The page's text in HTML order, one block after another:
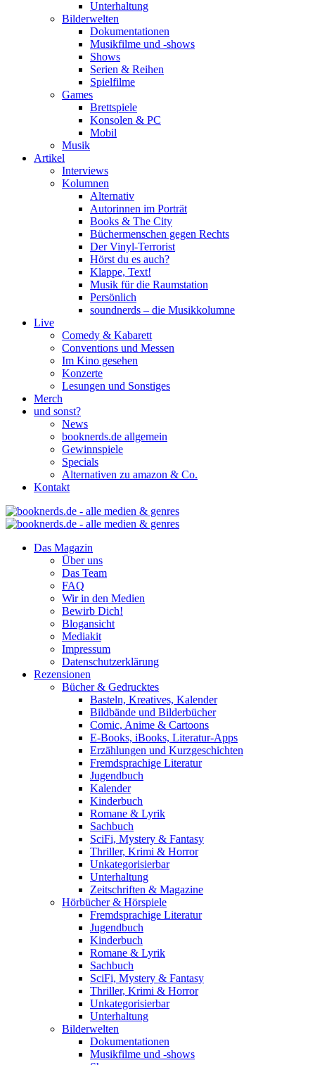
Unterhaltung
Bilderwelten
Dokumentationen
Musikfilme und -shows
Shows
Serien & Reihen
Spielfilme
Games
Brettspiele
Konsolen & PC
Mobil
Musik
Artikel
Interviews
Kolumnen
Alternativ
Autorinnen im Porträt
Books & The City
Büchermenschen gegen Rechts
Der Vinyl-Terrorist
Hörst du es auch?
Klappe, Text!
Musik für die Raumstation
Persönlich
soundnerds – die Musikkolumne
Live
Comedy & Kabarett
Conventions und Messen
Im Kino gesehen
Konzerte
Lesungen und Sonstiges
Merch
und sonst?
News
booknerds.de allgemein
Gewinnspiele
Specials
Alternativen zu amazon & Co.
Kontakt
Das Magazin
Über uns
Das Team
FAQ
Wir in den Medien
Bewirb Dich!
Blogansicht
Mediakit
Impressum
Datenschutzerklärung
Rezensionen
Bücher & Gedrucktes
Basteln, Kreatives, Kalender
Bildbände und Bilderbücher
Comic, Anime & Cartoons
E-Books, iBooks, Literatur-Apps
Erzählungen und Kurzgeschichten
Fremdsprachige Literatur
Jugendbuch
Kalender
Kinderbuch
Romane & Lyrik
Sachbuch
SciFi, Mystery & Fantasy
Thriller, Krimi & Horror
Unkategorisierbar
Unterhaltung
Zeitschriften & Magazine
Hörbücher & Hörspiele
Fremdsprachige Literatur
Jugendbuch
Kinderbuch
Romane & Lyrik
Sachbuch
SciFi, Mystery & Fantasy
Thriller, Krimi & Horror
Unkategorisierbar
Unterhaltung
Bilderwelten
Dokumentationen
Musikfilme und -shows